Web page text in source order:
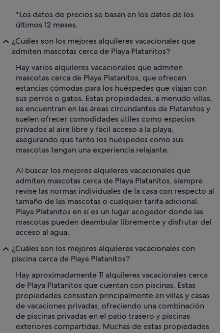
*Los datos de precios se basan en los datos de los
últimos 12 meses.
¿Cuáles son los mejores alquileres vacacionales que
admiten mascotas cerca de Playa Platanitos?
Hay varios alquileres vacacionales que admiten
mascotas cerca de Playa Platanitos, que ofrecen
estancias cómodas para los huéspedes que viajan con
sus perros o gatos. Estas propiedades, a menudo villas,
se encuentran en las áreas circundantes de Platanitos y
suelen ofrecer comodidades útiles como espacios
privados al aire libre y fácil acceso a la playa,
asegurando que tanto los huéspedes como sus
mascotas tengan una experiencia relajante.
Al buscar los mejores alquileres vacacionales que
admiten mascotas cerca de Playa Platanitos, siempre
revise las normas individuales de la casa con respecto al
tamaño de las mascotas o cualquier tarifa adicional.
Playa Platanitos en sí es un lugar acogedor donde las
mascotas pueden deambular libremente y disfrutar del
acceso al agua.
¿Cuáles son los mejores alquileres vacacionales con
piscina cerca de Playa Platanitos?
Hay aproximadamente 11 alquileres vacacionales cerca
de Playa Platanitos que cuentan con piscinas. Estas
propiedades consisten principalmente en villas y casas
de vacaciones privadas, ofreciendo una combinación
de piscinas privadas en el patio trasero y piscinas
exteriores compartidas. Muchas de estas propiedades